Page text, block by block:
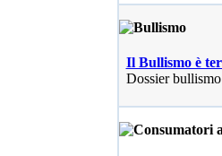
Il Bullismo è
Dossier